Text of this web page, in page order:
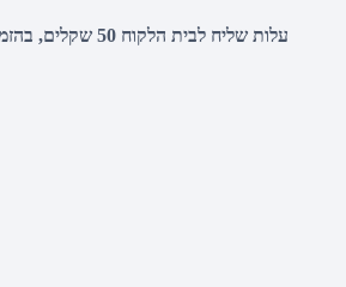
עלות שליח לבית הלקוח 50 שקלים, בהזמנות מעל 2000 שקלים ללא חיוב (חינם)